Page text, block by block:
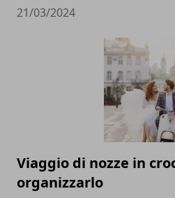
21/03/2024
Viaggio di nozze in
organizzarlo